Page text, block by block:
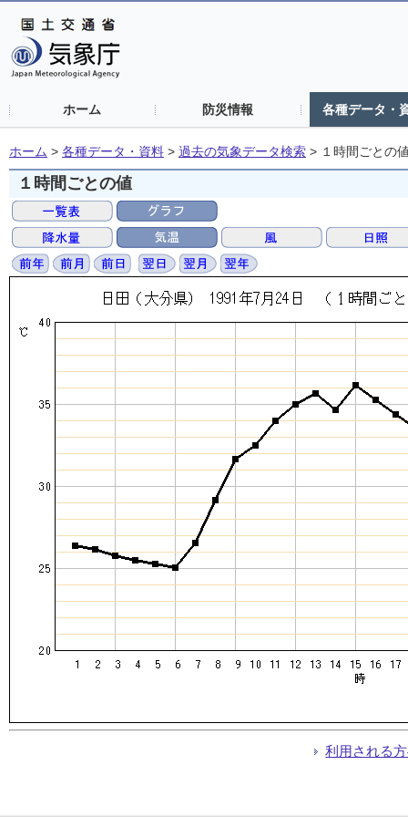
ホーム 防災情報 各種データ・
ホーム > 各種データ・資料 > 過去の気象データ検索 > １時間ごとの
１時間ごとの値
利用される